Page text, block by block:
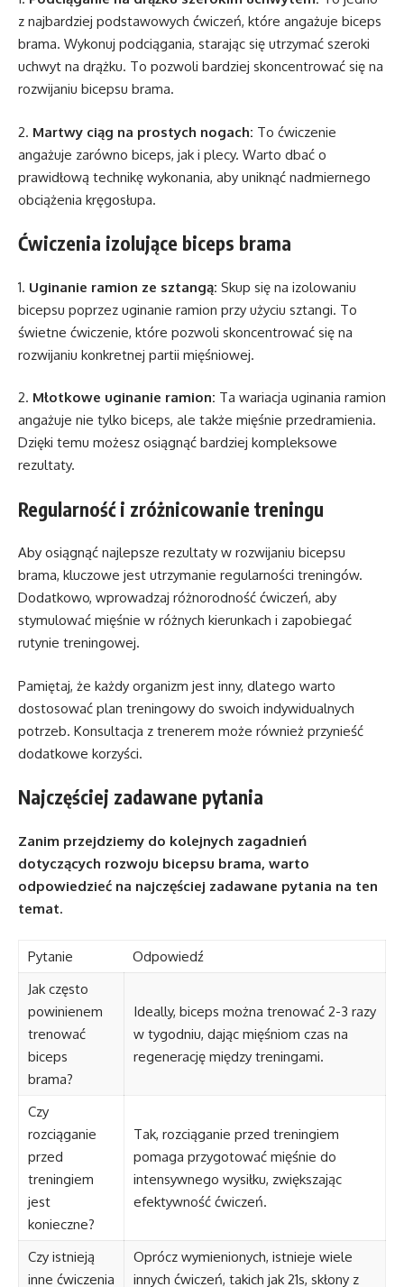
z najbardziej podstawowych ćwiczeń, które angażuje biceps
brama. Wykonuj podciągania, starając się utrzymać szeroki
uchwyt na drążku. To pozwoli bardziej skoncentrować się na
rozwijaniu bicepsu brama.
2. Martwy ciąg na prostych nogach: To ćwiczenie
angażuje zarówno biceps, jak i plecy. Warto dbać o
prawidłową technikę wykonania, aby uniknąć nadmiernego
obciążenia kręgosłupa.
Ćwiczenia izolujące biceps brama
1. Uginanie ramion ze sztangą: Skup się na izolowaniu
bicepsu poprzez uginanie ramion przy użyciu sztangi. To
świetne ćwiczenie, które pozwoli skoncentrować się na
rozwijaniu konkretnej partii mięśniowej.
2. Młotkowe uginanie ramion: Ta wariacja uginania ramion
angażuje nie tylko biceps, ale także mięśnie przedramienia.
Dzięki temu możesz osiągnąć bardziej kompleksowe
rezultaty.
Regularność i zróżnicowanie treningu
Aby osiągnąć najlepsze rezultaty w rozwijaniu bicepsu
brama, kluczowe jest utrzymanie regularności treningów.
Dodatkowo, wprowadzaj różnorodność ćwiczeń, aby
stymulować mięśnie w różnych kierunkach i zapobiegać
rutynie treningowej.
Pamiętaj, że każdy organizm jest inny, dlatego warto
dostosować plan treningowy do swoich indywidualnych
potrzeb. Konsultacja z trenerem może również przynieść
dodatkowe korzyści.
Najczęściej zadawane pytania
Zanim przejdziemy do kolejnych zagadnień
dotyczących rozwoju bicepsu brama, warto
odpowiedzieć na najczęściej zadawane pytania na ten
temat.
Pytanie
Odpowiedź
Jak często
powinienem
trenować
biceps
brama?
Ideally, biceps można trenować 2-3 razy
w tygodniu, dając mięśniom czas na
regenerację między treningami.
Czy
rozciąganie
przed
treningiem
jest
konieczne?
Tak, rozciąganie przed treningiem
pomaga przygotować mięśnie do
intensywnego wysiłku, zwiększając
efektywność ćwiczeń.
Czy istnieją
inne ćwiczenia
Oprócz wymienionych, istnieje wiele
innych ćwiczeń, takich jak 21s, skłony z